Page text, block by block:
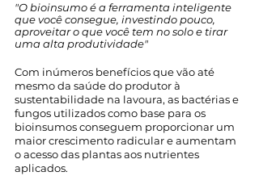
"O bioinsumo é a ferramenta inteligente
que você consegue, investindo pouco,
aproveitar o que você tem no solo e tirar
uma alta produtividade"
Com inúmeros benefícios que vão até
mesmo da saúde do produtor à
sustentabilidade na lavoura, as bactérias e
fungos utilizados como base para os
bioinsumos conseguem proporcionar um
maior crescimento radicular e aumentam
o acesso das plantas aos nutrientes
aplicados.